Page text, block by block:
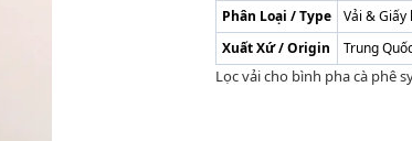
Phân Loại / Type
Vải & Giấy
Xuất Xứ / Origin
Trung
Lọc vải cho bình pha cà phê